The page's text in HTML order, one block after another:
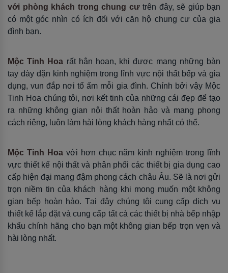
với phòng khách trong chung cưtrên đây, sẽ giúp bạn
có một góc nhìn có ích đối với căn hộ chung cư của gia
đình bạn.
Mộc Tinh Hoa rất hân hoan, khi được mang những bàn
tay dày dặn kinh nghiệm trong lĩnh vực nội thất bếp và gia
dụng, vun đắp nơi tổ ấm mỗi gia đình. Chính bởi vậy Mộc
Tinh Hoa chúng tôi, nơi kết tinh của những cái đẹp để tạo
ra những không gian nội thất hoàn hảo và mang phong
cách riêng, luôn làm hài lòng khách hàng nhất có thể.
Mộc Tinh Hoavới hơn chục năm kinh nghiệm trong lĩnh
vực thiết kế nội thất và phân phối các thiết bị gia dụng cao
cấp hiện đại mang đậm phong cách châu Âu. Sẽ là nơi gửi
trọn niềm tin của khách hàng khi mong muốn một không
gian bếp hoàn hảo. Tại đây chúng tôi cung cấp dịch vụ
thiết kế lắp đặt và cung cấp tất cả các thiết bị nhà bếp nhập
khẩu chính hãng cho bạn một không gian bếp trọn vẹn và
hài lòng nhất.